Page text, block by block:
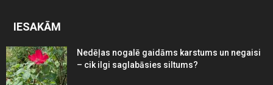
IESAKĀM
Nedēļas nogalē gaidāms karstums un negaisi
– cik ilgi saglabāsies siltums?